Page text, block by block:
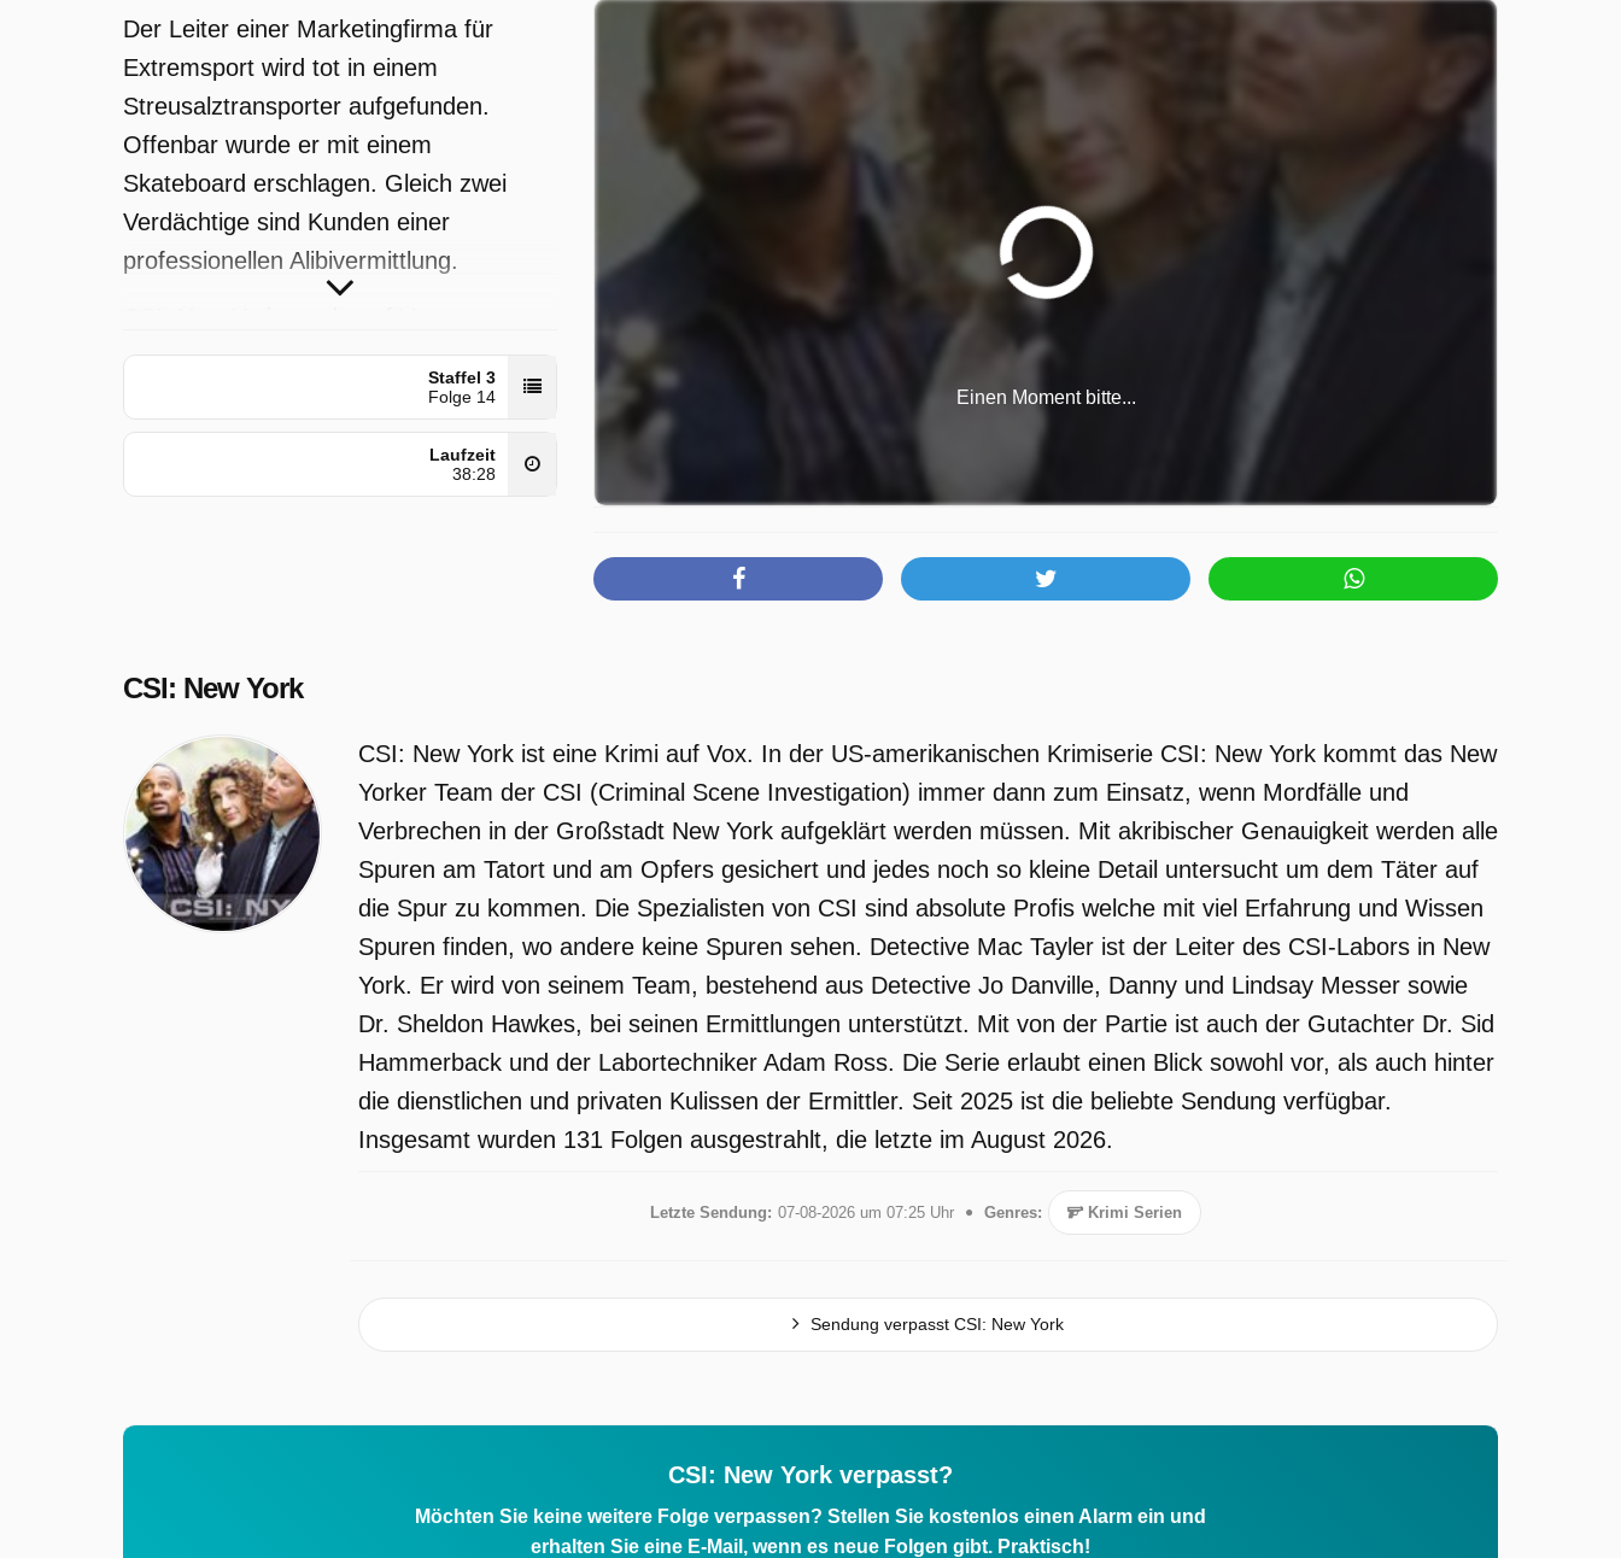
Der Leiter einer Marketingfirma für
Extremsport wird tot in einem
Streusalztransporter aufgefunden.
Offenbar wurde er mit einem
Skateboard erschlagen. Gleich zwei
Verdächtige sind Kunden einer
professionellen Alibivermittlung.
ausgestrahlt am Freitag 22 Mai 2026,
07:00 Uhr. Diese Folge wurde zuerst am
Samstag 13 Juli 2024 gepostet.
Staffel 3
Folge 14
Laufzeit
38:28
Einen Moment bitte...
CSI: New York
CSI: New York ist eine Krimi auf Vox. In der US-amerikanischen Krimiserie CSI: New York kommt das New
Yorker Team der CSI (Criminal Scene Investigation) immer dann zum Einsatz, wenn Mordfälle und
Verbrechen in der Großstadt New York aufgeklärt werden müssen. Mit akribischer Genauigkeit werden alle
Spuren am Tatort und am Opfers gesichert und jedes noch so kleine Detail untersucht um dem Täter auf
die Spur zu kommen. Die Spezialisten von CSI sind absolute Profis welche mit viel Erfahrung und Wissen
Spuren finden, wo andere keine Spuren sehen. Detective Mac Tayler ist der Leiter des CSI-Labors in New
York. Er wird von seinem Team, bestehend aus Detective Jo Danville, Danny und Lindsay Messer sowie
Dr. Sheldon Hawkes, bei seinen Ermittlungen unterstützt. Mit von der Partie ist auch der Gutachter Dr. Sid
Hammerback und der Labortechniker Adam Ross. Die Serie erlaubt einen Blick sowohl vor, als auch hinter
die dienstlichen und privaten Kulissen der Ermittler. Seit 2025 ist die beliebte Sendung verfügbar.
Insgesamt wurden 131 Folgen ausgestrahlt, die letzte im August 2026.
Letzte Sendung: 07-08-2026 um 07:25 Uhr Genres: Krimi Serien
Sendung verpasst CSI: New York
CSI: New York verpasst?
Möchten Sie keine weitere Folge verpassen? Stellen Sie kostenlos einen Alarm ein und
erhalten Sie eine E-Mail, wenn es neue Folgen gibt. Praktisch!